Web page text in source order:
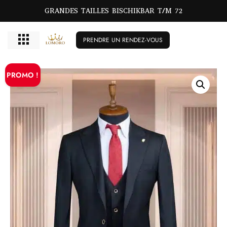
GRANDES TAILLES BISCHIKBAR T/M 72
PRENDRE UN RENDEZ-VOUS
PROMO !